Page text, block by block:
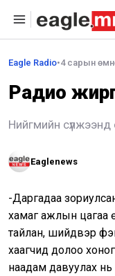
Eagle Radio•4 сарын
Радио
Нийгмийн
Eaglenews
-Даргадаа
хамаг ажлын цагаа
тайлан, шийдвэр
хаагчид долоо
наадам давуулах нь